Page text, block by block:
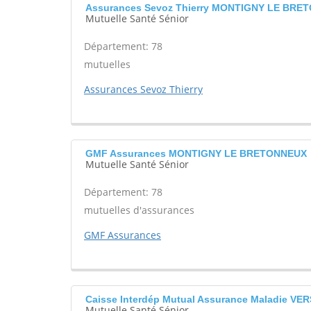
Assurances Sevoz Thierry MONTIGNY LE
Mutuelle Santé Sénior
Département: 78
mutuelles
Assurances Sevoz Thierry
GMF Assurances MONTIGNY LE BRETONNEUX
Mutuelle Santé Sénior
Département: 78
mutuelles d'assurances
GMF Assurances
Caisse Interdép Mutual Assurance Maladie